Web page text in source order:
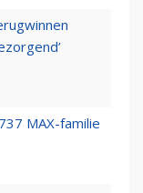
MAX-familie